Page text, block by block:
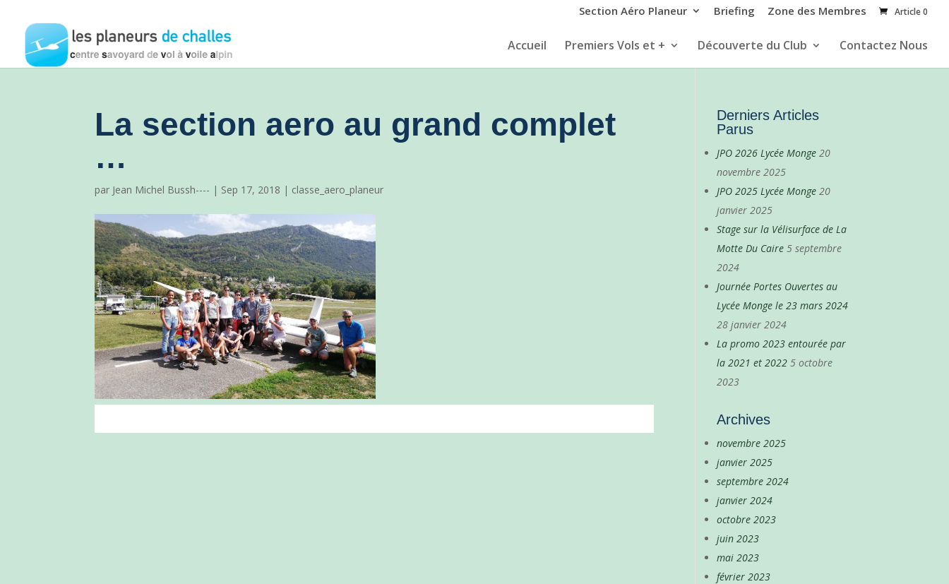
Section Aéro Planeur Briefing Zone des Membres Article 0
Accueil Premiers Vols et + Découverte du Club Contactez Nous
La section aero au grand complet
…
par Jean Michel Bussh---- | Sep 17, 2018 | classe_aero_planeur
Derniers Articles
Parus
JPO 2026 Lycée Monge 20
novembre 2025
JPO 2025 Lycée Monge 20
janvier 2025
Stage sur la Vélisurface de La
Motte Du Caire 5 septembre
2024
Journée Portes Ouvertes au
Lycée Monge le 23 mars 2024
28 janvier 2024
La promo 2023 entourée par
la 2021 et 2022 5 octobre
2023
Archives
novembre 2025
janvier 2025
septembre 2024
janvier 2024
octobre 2023
juin 2023
mai 2023
février 2023